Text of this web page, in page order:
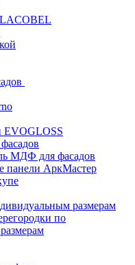
EVOGLOSS
МДФ для фасадов
панели АркМастер
размерам
по